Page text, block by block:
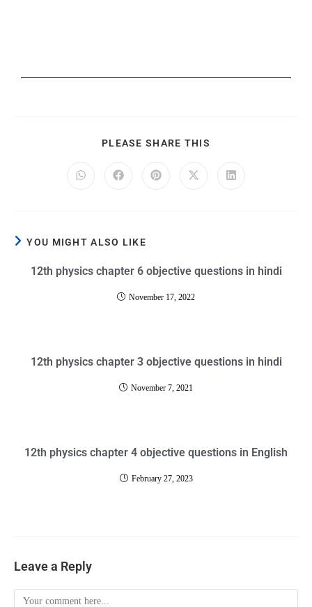
PLEASE SHARE THIS
YOU MIGHT ALSO LIKE
12th physics chapter 6 objective questions in hindi
November 17, 2022
12th physics chapter 3 objective questions in hindi
November 7, 2021
12th physics chapter 4 objective questions in English
February 27, 2023
Leave a Reply